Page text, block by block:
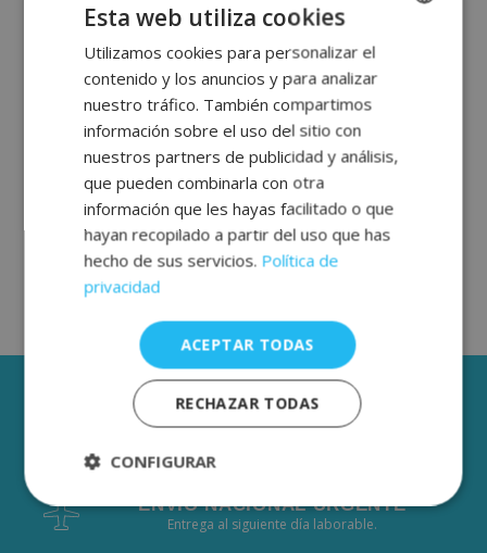
3 AÑOS DE GARANTÍA
De 2 a 3 días laborables.
ENVÍO NACIONAL URGENTE
Entrega al siguiente día laborable.
SPANISH
ENGLISH
GERMAN
Esta web utiliza cookies
Utilizamos cookies para personalizar el
contenido y los anuncios y para analizar
nuestro tráfico. También compartimos
información sobre el uso del sitio con
nuestros partners de publicidad y análisis,
que pueden combinarla con otra
información que les hayas facilitado o que
hayan recopilado a partir del uso que has
hecho de sus servicios. Política de
privacidad
ACEPTAR TODAS
RECHAZAR TODAS
CONFIGURAR
Estrictamente
necesarias
Rendimiento